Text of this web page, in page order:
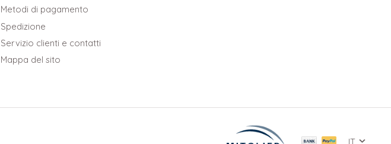
Metodi di pagamento
Spedizione
Servizio clienti e contatti
Mappa del sito